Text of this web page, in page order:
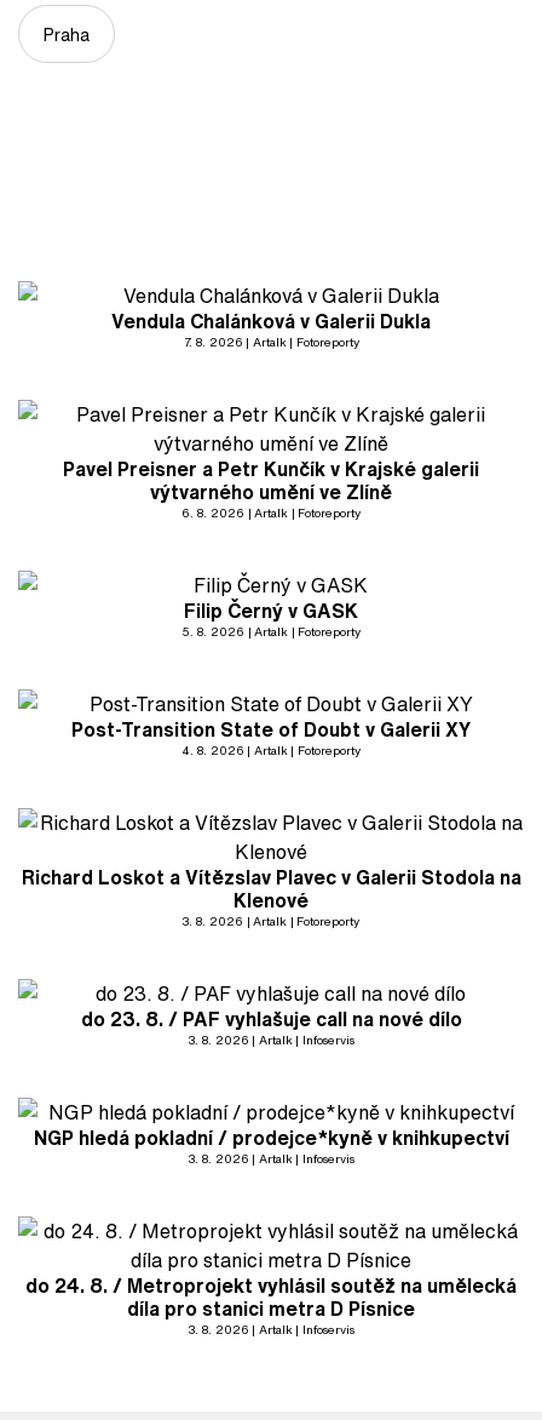
Praha
Vendula Chalánková v Galerii Dukla
7. 8. 2026 Artalk Fotoreporty
Pavel Preisner a Petr Kunčík v Krajské galerii
výtvarného umění ve Zlíně
6. 8. 2026 Artalk Fotoreporty
Filip Černý v GASK
5. 8. 2026 Artalk Fotoreporty
Post-Transition State of Doubt v Galerii XY
4. 8. 2026 Artalk Fotoreporty
Richard Loskot a Vítězslav Plavec v Galerii Stodola na
Klenové
3. 8. 2026 Artalk Fotoreporty
do 23. 8. / PAF vyhlašuje call na nové dílo
3. 8. 2026 Artalk Infoservis
NGP hledá pokladní / prodejce*kyně v knihkupectví
3. 8. 2026 Artalk Infoservis
do 24. 8. / Metroprojekt vyhlásil soutěž na umělecká
díla pro stanici metra D Písnice
3. 8. 2026 Artalk Infoservis